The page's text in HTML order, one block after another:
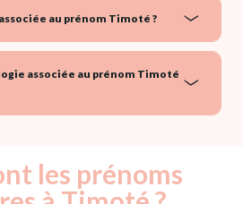
au prénom Timoté ?
associée au prénom Timoté
les prénoms